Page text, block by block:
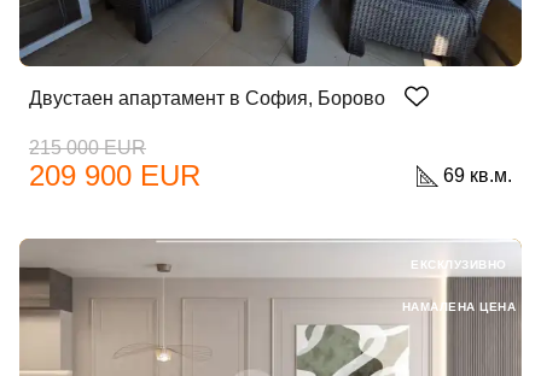
Двустаен апартамент в София, Борово
215 000 EUR
209 900 EUR 69 кв.м.
ЕКСКЛУЗИВНО
НАМАЛЕНА ЦЕНА